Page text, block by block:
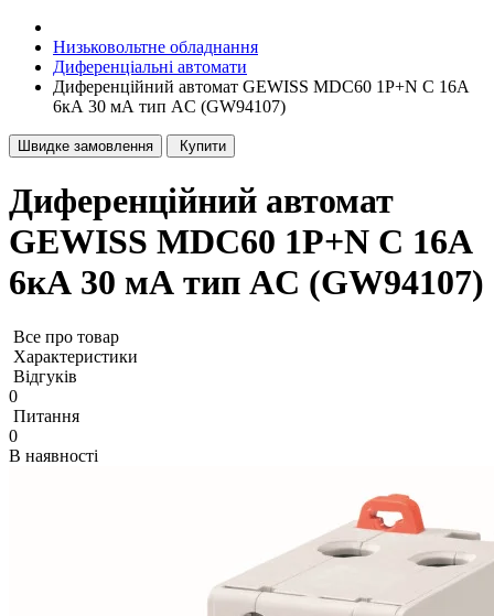
Низьковольтне обладнання
Диференціальні автомати
Диференційний автомат GEWISS MDC60 1P+N C 16А
6кА 30 мА тип AC (GW94107)
Швидке замовлення Купити
Диференційний автомат
GEWISS MDC60 1P+N C 16А
6кА 30 мА тип AC (GW94107)
Все про товар
Характеристики
Відгуків
0
Питання
0
В наявності